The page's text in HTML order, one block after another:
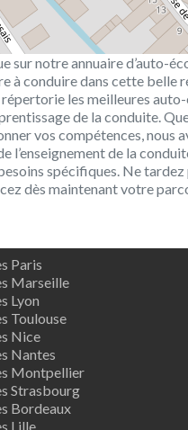
sur notre annuaire d’auto-
à conduire dans cette belle
les meilleures
de la conduite.
vos compétences, nous
l’enseignement de la
spécifiques. Ne
dès maintenant votre
Paris
Marseille
Lyon
Toulouse
Nice
Nantes
Montpellier
Strasbourg
Bordeaux
Lille